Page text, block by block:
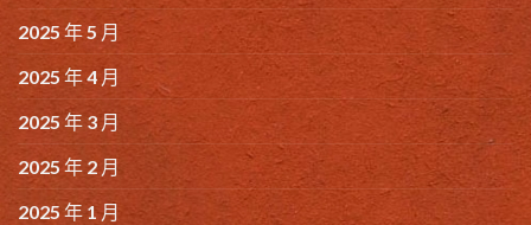
2025 年 5 月
2025 年 4 月
2025 年 3 月
2025 年 2 月
2025 年 1 月